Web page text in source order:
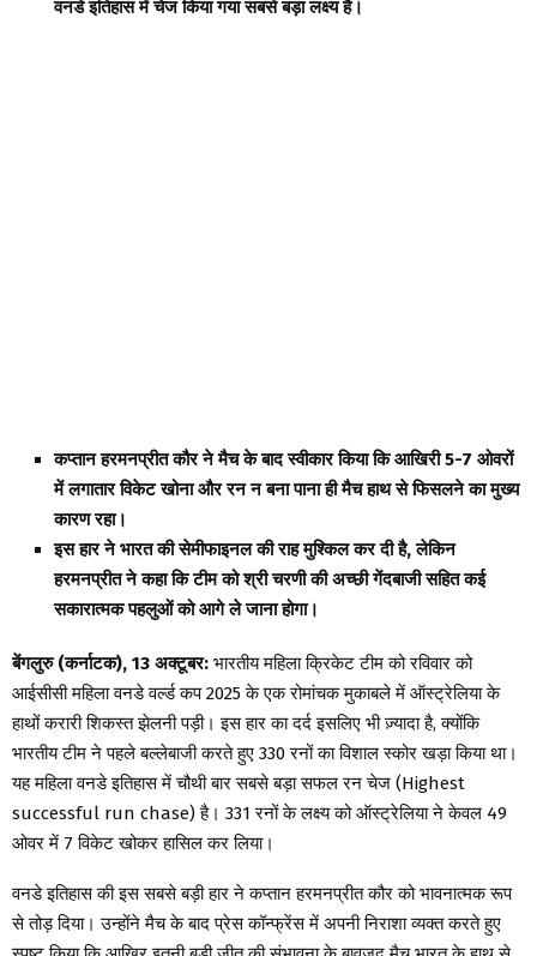
वनडे इतिहास में चेज किया गया सबसे बड़ा लक्ष्य है।
कप्तान हरमनप्रीत कौर ने मैच के बाद स्वीकार किया कि आखिरी 5-7 ओवरों
में लगातार विकेट खोना और रन न बना पाना ही मैच हाथ से फिसलने का मुख्य
कारण रहा।
इस हार ने भारत की सेमीफाइनल की राह मुश्किल कर दी है, लेकिन
हरमनप्रीत ने कहा कि टीम को श्री चरणी की अच्छी गेंदबाजी सहित कई
सकारात्मक पहलुओं को आगे ले जाना होगा।
बेंगलुरु (कर्नाटक), 13 अक्टूबर: भारतीय महिला क्रिकेट टीम को रविवार को
आईसीसी महिला वनडे वर्ल्ड कप 2025 के एक रोमांचक मुकाबले में ऑस्ट्रेलिया के
हाथों करारी शिकस्त झेलनी पड़ी। इस हार का दर्द इसलिए भी ज़्यादा है, क्योंकि
भारतीय टीम ने पहले बल्लेबाजी करते हुए 330 रनों का विशाल स्कोर खड़ा किया था।
यह महिला वनडे इतिहास में चौथी बार सबसे बड़ा सफल रन चेज (Highest
successful run chase) है। 331 रनों के लक्ष्य को ऑस्ट्रेलिया ने केवल 49
ओवर में 7 विकेट खोकर हासिल कर लिया।
वनडे इतिहास की इस सबसे बड़ी हार ने कप्तान हरमनप्रीत कौर को भावनात्मक रूप
से तोड़ दिया। उन्होंने मैच के बाद प्रेस कॉन्फ्रेंस में अपनी निराशा व्यक्त करते हुए